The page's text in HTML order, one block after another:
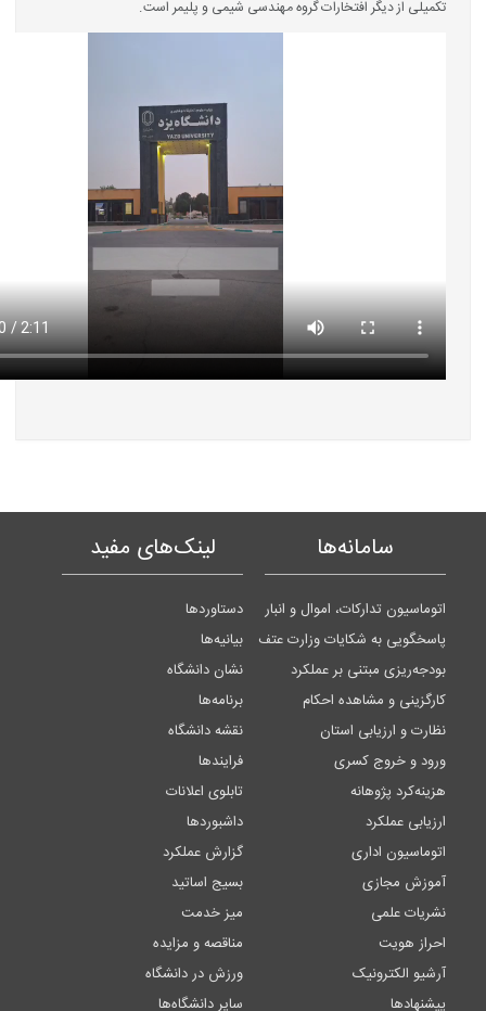
تکمیلی از دیگر افتخارات گروه مهندسی شیمی و پلیمر است.
سامانه‌ها
اتوماسیون تدارکات، اموال و انبار
پاسخگویی به شکایات وزارت عتف
بودجه‌ریزی مبتنی بر عملکرد
کارگزینی و مشاهده احکام
نظارت و ارزیابی استان
ورود و خروج کسری
هزینه‌کرد پژوهانه
ارزیابی عملکرد
اتوماسیون اداری
آموزش مجازی
نشریات علمی
احراز هویت
آرشیو الکترونیک
پیشنهادها
لینک‌های مفید
دستاوردها
بیانیه‌ها
نشان دانشگاه
برنامه‌ها
نقشه دانشگاه
فرایندها
تابلوی اعلانات
داشبوردها
گزارش عملکرد
بسیج اساتید
میز خدمت
مناقصه و مزایده
ورزش در دانشگاه
سایر دانشگاه‌ها